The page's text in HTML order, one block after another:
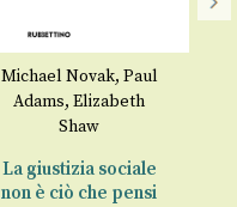
Michael Novak, Paul
Adams, Elizabeth
Shaw
La giustizia sociale
non è ciò che pensi